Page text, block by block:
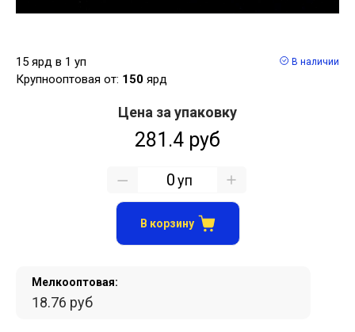
15 ярд в 1 уп
Крупнооптовая от: 150 ярд
В наличии
Мелкооптовая:
18.76 руб
Цена за упаковку
281.4 руб
уп
В корзину